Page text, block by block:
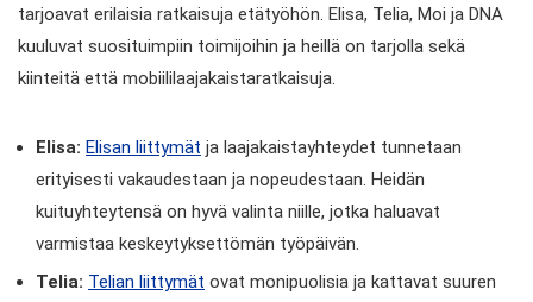
tarjoavat erilaisia ratkaisuja etätyöhön. Elisa, Telia, Moi ja DNA
kuuluvat suosituimpiin toimijoihin ja heillä on tarjolla sekä
kiinteitä että mobiililaajakaistaratkaisuja.
Elisa: Elisan liittymät ja laajakaistayhteydet tunnetaan
erityisesti vakaudestaan ja nopeudestaan. Heidän
kuituyhteytensä on hyvä valinta niille, jotka haluavat
varmistaa keskeytyksettömän työpäivän.
Telia: Telian liittymät ovat monipuolisia ja kattavat suuren